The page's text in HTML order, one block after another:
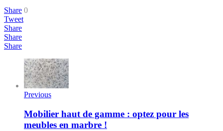
Share 0
Tweet
Share
Share
Share
Previous
Mobilier haut de gamme : optez pour les
meubles en marbre !